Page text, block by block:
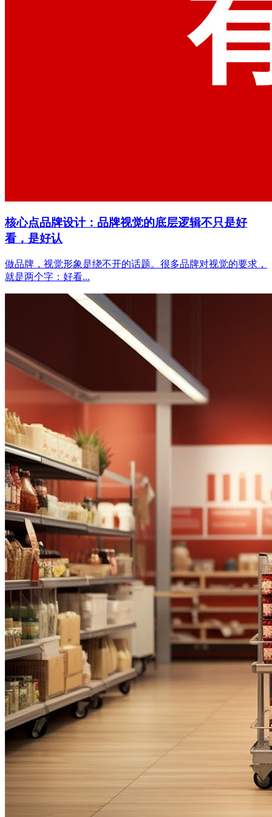
核心点品牌设计：品牌视觉的底层逻辑不只是好
看，是好认
做品牌，视觉形象是绕不开的话题。很多品牌对视觉的要求，
就是两个字：好看...